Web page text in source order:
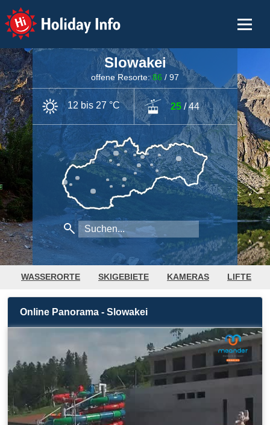
Holiday Info
Slowakei
offene Resorte:86 / 97
12 bis 27 °C 25 / 44
WASSERORTE SKIGEBIETE KAMERAS LIFTE
RADFAHREN / WANDERN GOLF WETTER
Online Panorama - Slowakei